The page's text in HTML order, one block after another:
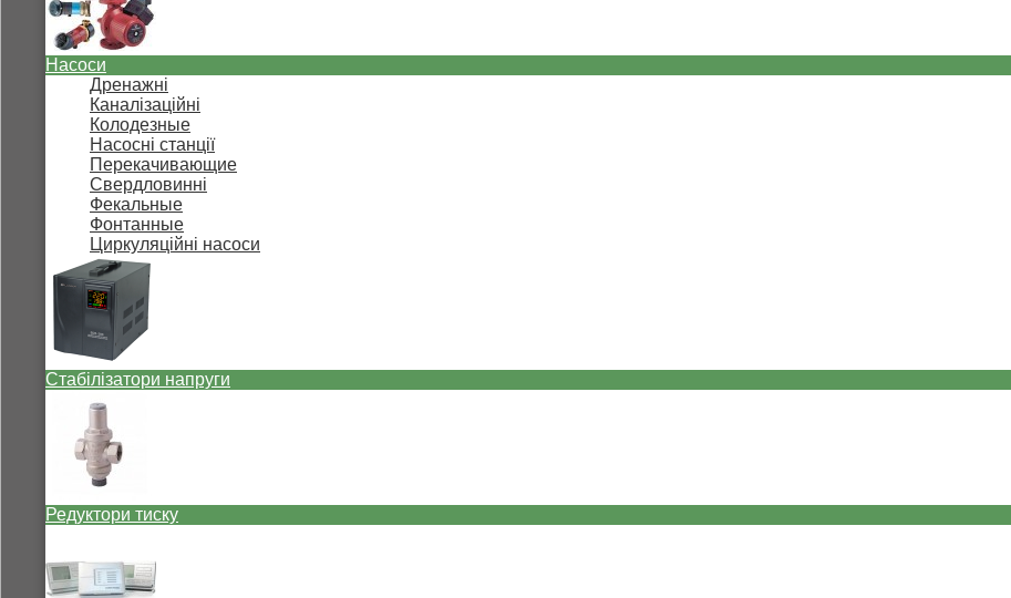
Насоси
Дренажні
Каналізаційні
Колодезные
Насосні станції
Перекачивающие
Свердловинні
Фекальные
Фонтанные
Циркуляційні насоси
Стабілізатори напруги
Редуктори тиску